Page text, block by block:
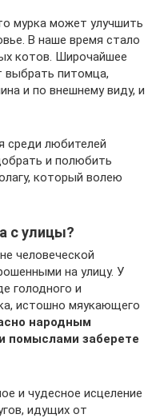
мурка может улучшить
В наше время стало
котов. Широчайшее
выбрать питомца,
и по внешнему виду, и
среди любителей
и полюбить
который волею
с улицы?
человеческой
на улицу. У
голодного и
истошно мяукающего
народным
помыслами заберете
и чудесное исцеление
идущих от